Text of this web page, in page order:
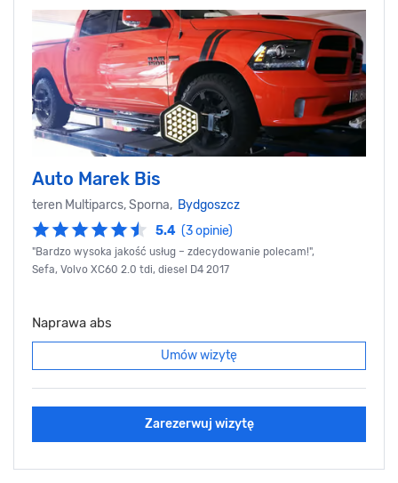
Auto Marek Bis
teren Multiparcs, Sporna, Bydgoszcz
5.4 (3 opinie)
"Bardzo wysoka jakość usług – zdecydowanie polecam!",
Sefa, Volvo XC60 2.0 tdi, diesel D4 2017
Naprawa abs
Umów wizytę
Zarezerwuj wizytę